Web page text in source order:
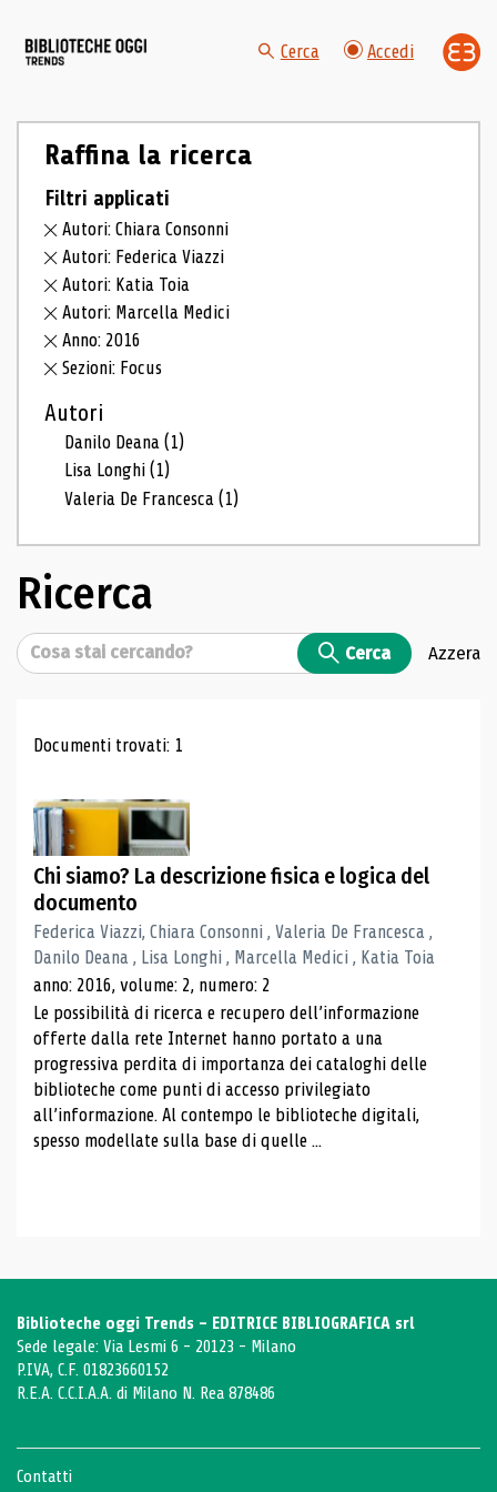
Cerca Accedi
Raffina la ricerca
Filtri applicati
Autori: Chiara Consonni
Autori: Federica Viazzi
Autori: Katia Toia
Autori: Marcella Medici
Anno: 2016
Sezioni: Focus
Autori
Danilo Deana(1)
Lisa Longhi(1)
Valeria De Francesca(1)
Ricerca
Cerca Cerca Azzera
Risultati di ricerca
Documenti trovati: 1
Chi siamo? La descrizione fisica e logica del
documento
Federica Viazzi, Chiara Consonni , Valeria De Francesca ,
Danilo Deana , Lisa Longhi , Marcella Medici , Katia Toia
anno: 2016, volume: 2, numero: 2
Le possibilità di ricerca e recupero dell’informazione
offerte dalla rete Internet hanno portato a una
progressiva perdita di importanza dei cataloghi delle
biblioteche come punti di accesso privilegiato
all’informazione. Al contempo le biblioteche digitali,
spesso modellate sulla base di quelle ...
Biblioteche oggi Trends - EDITRICE BIBLIOGRAFICA srl
Sede legale: Via Lesmi 6 - 20123 - Milano
P.IVA, C.F. 01823660152
R.E.A. C.C.I.A.A. di Milano N. Rea 878486
Contatti